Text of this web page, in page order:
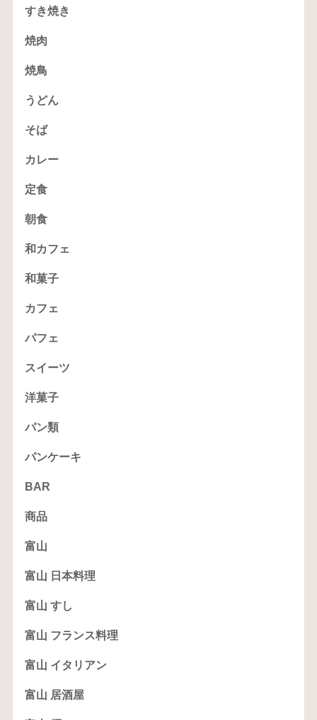
すき焼き
焼肉
焼鳥
うどん
そば
カレー
定食
朝食
和カフェ
和菓子
カフェ
パフェ
スイーツ
洋菓子
パン類
パンケーキ
BAR
商品
富山
富山 日本料理
富山 すし
富山 フランス料理
富山 イタリアン
富山 居酒屋